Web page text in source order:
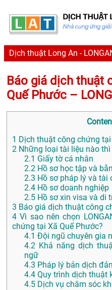
Dịch thuật Long An -
Báo giá dịch thuật
Quế Phước –
1 Dịch thuật công chứng
2 Những loại tài liệu nào
2.1 Giấy tờ cá nhân
2.2 Hồ sơ học tập và
2.3 Hồ sơ pháp lý và tài
2.4 Hồ sơ doanh nghiệp
2.5 Hồ sơ xin visa và di
3 Báo giá dịch thuật công
4 Vì sao nên chọn
chứng tại Xã Quế Phước?
4.1 Đội ngũ chuyên gia
4.2 Khả năng dịch
ngữ
4.3 Pháp lý bản dịch
4.4 Quy trình dịch thuật
4.5 Dịch vụ chăm sóc